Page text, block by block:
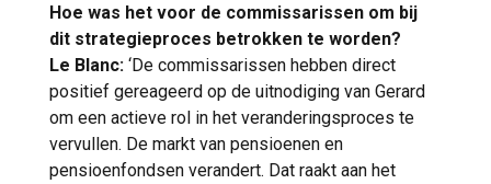
Hoe was het voor de commissarissen om bij
dit strategieproces betrokken te worden?
Le Blanc: ‘De commissarissen hebben direct
positief gereageerd op de uitnodiging van Gerard
om een actieve rol in het veranderingsproces te
vervullen. De markt van pensioenen en
pensioenfondsen verandert. Dat raakt aan het